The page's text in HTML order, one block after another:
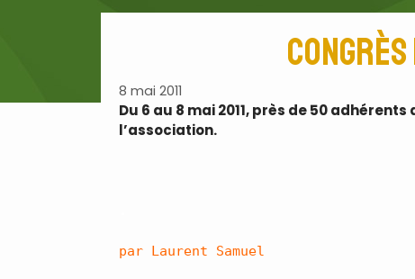
8 mai 2011
Du 6 au 8 mai 2011, près de 50
l’association.
par Laurent Samuel